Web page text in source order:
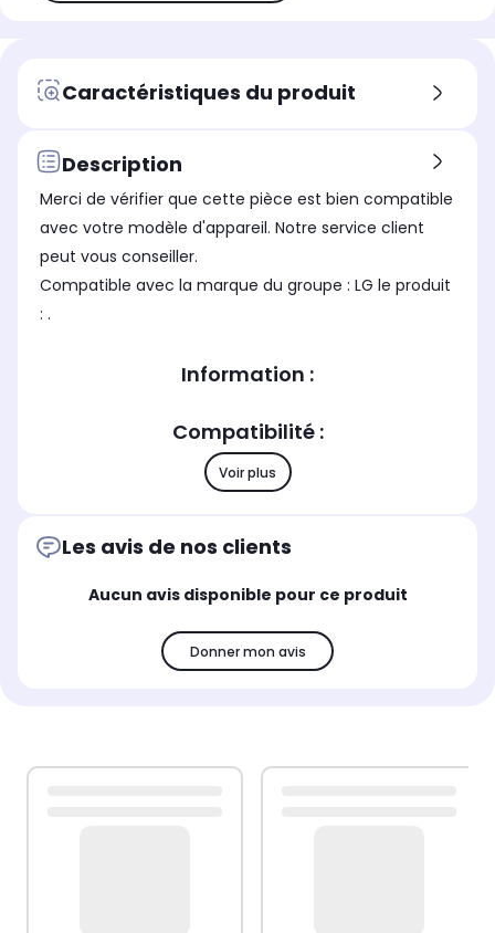
Caractéristiques du produit
Description
Merci de vérifier que cette pièce est bien compatible
avec votre modèle d'appareil. Notre service client
peut vous conseiller.
Compatible avec la marque du groupe : LG le produit
: .
Information :
Compatibilité :
Voir plus
Les avis de nos clients
Aucun avis disponible pour ce produit
Donner mon avis